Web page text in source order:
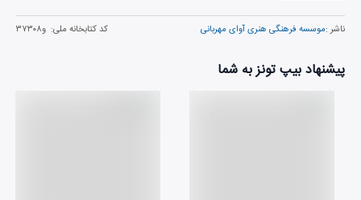
ناشر :موسسه فرهنگی هنری آوای مهربانی کد کتابخانه ملی: و۳۷۳۰۸
پیشنهاد بیپ تونز به شما